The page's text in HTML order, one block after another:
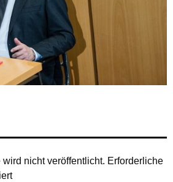
nicht veröffentlicht. Erforderliche